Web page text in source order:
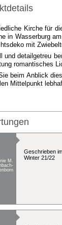
Kirche für
in Wasserburg
mit
und detailgetreu
romantisches
beim Anblick
Mittelpunkt
M.
Geschrieben
Winter 21/22